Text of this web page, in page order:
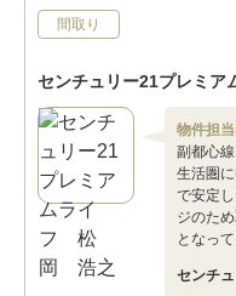
間取り
センチュリー21プレミア
物件担
副都心
生活圏
で安定
ジのた
となって
センチ